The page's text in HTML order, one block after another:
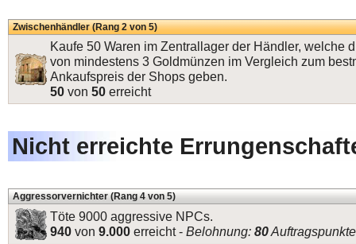
Zwischenhändler (Rang 2 von 5)
Kaufe 50 Waren im Zentrallager der Händler, welche
von mindestens 3 Goldmünzen im Vergleich zum
Ankaufspreis der Shops geben.
50 von 50 erreicht
Nicht erreichte
Aggressorvernichter (Rang 4 von 5)
Töte 9000 aggressive NPCs.
940 von 9.000 erreicht - Belohnung: 80Auftragspunkte